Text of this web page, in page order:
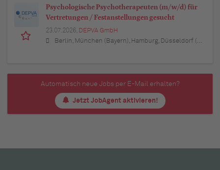
Psychologische Psychotherapeuten (m/w/d) für
Vertretungen / Festanstellungen gesucht
23.07.2026, DEPVA GmbH
Berlin, München (Bayern), Hamburg, Düsseldorf (Nordrhein-Westfalen), Köln (Nordrhein-Westfalen), Essen (Nordrhein-Westfalen), Dortmund (Nordrhein-Westfalen), Stuttgart (Baden-Württemberg), Heilbronn (Baden-Württemberg), Hannover (Niedersachsen), Rostock (Mecklenburg-Vorpommern), Kiel (Schleswig-Holstein), Augsburg (Bayern), Nürnberg (Bayern), Frankfurt am Main (Hessen), Bremen, Schwerin (Mecklenburg-Vorpommern), Mainz (Rheinland-Pfalz), Saarbrücken (Saarland), Dresden (Sachsen), Magdeburg (Sachsen-Anhalt), Potsdam (Brandenburg), Erfurt (Thüringen), Würzburg (Bayern), Heilbronn (Baden-Württemberg), Leipzig (Sachsen)
Automatisch neue Jobs per E-Mail erhalten?
Jetzt JobAgent aktivieren!